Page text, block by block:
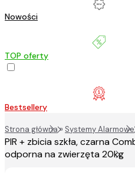
Nowości
TOP oferty
Bestsellery
Strona główna» Systemy Alarmowe
PIR + zbicia szkła, czarna
odporna na zwierzęta 20kg